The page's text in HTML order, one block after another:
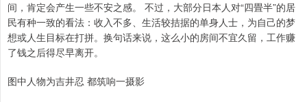
间，肯定会产生一些不安之感。 不过，大部分日本人对“四畳半”的居
民有种一致的看法：收入不多、生活较拮据的单身人士，为自己的梦
想或人生目标在打拼。换句话来说，这么小的房间不宜久留，工作赚
了钱之后得尽早离开。
图中人物为吉井忍 都筑响一摄影